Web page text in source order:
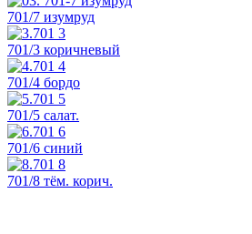
701/7 изумруд
701/3 коричневый
701/4 бордо
701/5 салат.
701/6 синий
701/8 тём. корич.